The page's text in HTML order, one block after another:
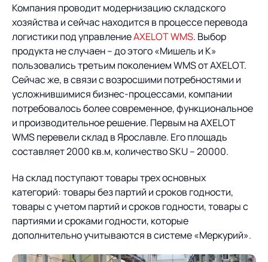
Компания проводит модернизацию складского
хозяйства и сейчас находится в процессе перевода
логистики под управлениеAXELOT WMS. Выбор
продукта не случаен – до этого «Мишель и К»
пользовались третьим поколением WMS от AXELOT.
Сейчас же, в связи с возросшими потребностями и
усложнившимися бизнес-процессами, компании
потребовалось более современное, функциональное
и производительное решение. Первым на AXELOT
WMS перевели склад в Ярославле. Его площадь
составляет 2000 кв.м, количество SKU – 20000.
На склад поступают товары трех основных
категорий: товары без партий и сроков годности,
товары с учетом партий и сроков годности, товары с
партиями и сроками годности, которые
дополнительно учитываются в системе «Меркурий».